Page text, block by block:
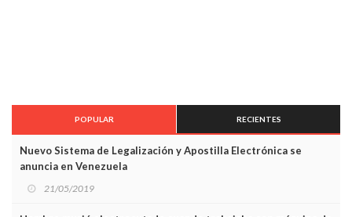
POPULAR RECIENTES
Nuevo Sistema de Legalización y Apostilla Electrónica se
anuncia en Venezuela
21/05/2019